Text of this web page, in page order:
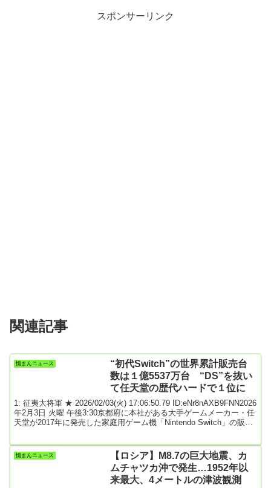
スポンサーリンク
関連記事
憤まんニュース
“初代Switch”の世界累計販売台
数は１億5537万台 “DS”を抜い
て任天堂の歴代ハードで１位に
1: 征夷大将軍 ★ 2026/02/03(火) 17:06:50.79 ID:eNr8nAXB9FNN2026
年2月3日 火曜 午後3:30京都府に本社がある大手ゲームメーカー・任
天堂が2017年に発売した家庭用ゲーム機「Nintendo Switch」の販売
が、きょう＝３日に発表した去年４～12月までの決算発表のなか
で、世界での累計の販売台数が１億5537万台となっ...
憤まんニュース
【ロシア】M8.7の巨大地震、カ
ムチャツカ沖で発生…1952年以
来最大、4メートルの津波観測